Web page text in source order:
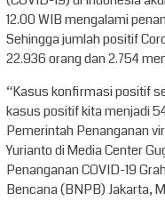
12.00 WIB mengalami
Sehingga jumlah positif
22.936 orang dan 2.754
“Kasus konfirmasi positif
kasus positif kita menjadi
Pemerintah Penanganan
Yurianto di Media Center
Penanganan COVID-19
Bencana (BNPB) Jakarta,